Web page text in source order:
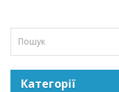
Категорії